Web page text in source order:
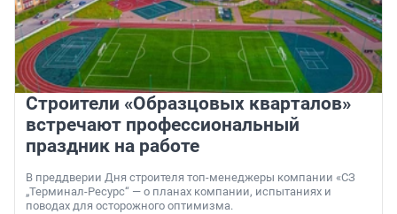
Строители «Образцовых кварталов»
встречают профессиональный
праздник на работе
В преддверии Дня строителя топ-менеджеры компании «СЗ
„Терминал-Ресурс“ — о планах компании, испытаниях и
поводах для осторожного оптимизма.